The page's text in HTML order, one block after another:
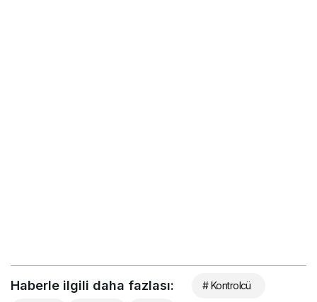
Haberle ilgili daha fazlası: # Kontrolcü